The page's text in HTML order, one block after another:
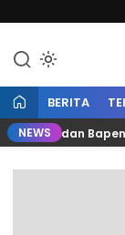
BERITA
NEWSdan Bapenda